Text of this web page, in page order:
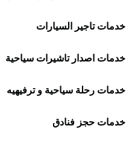
خدمات تاجير السيارات
خدمات اصدار تاشيرات سياحية
خدمات رحلة سياحية و ترفيهيه
خدمات حجز فنادق